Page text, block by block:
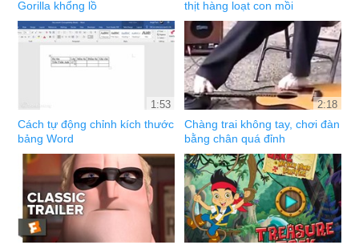
Gorilla khổng lồ
thịt hàng loạt con mồi
1:53
Cách tự động chỉnh kích thước
bảng Word
2:18
Chàng trai không tay, chơi đàn
bằng chân quá đỉnh